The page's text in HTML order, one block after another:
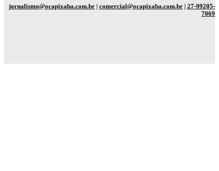
jornalismo@ocapixaba.com.br | comercial@ocapixaba.com.br | 27-99205-
7069